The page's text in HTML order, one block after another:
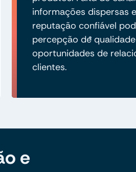
informações dispersas
reputação confiável
percepção de
oportunidades de
clientes.
e